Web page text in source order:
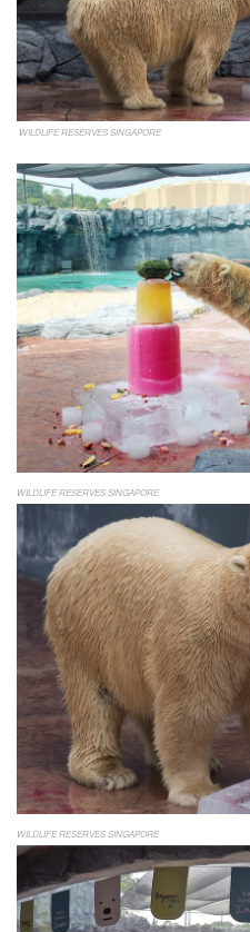
WILDLIFE RESERVES SINGAPORE
WILDLIFE RESERVES SINGAPORE
WILDLIFE RESERVES SINGAPORE